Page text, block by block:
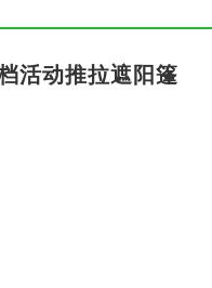
活动推拉遮阳篷